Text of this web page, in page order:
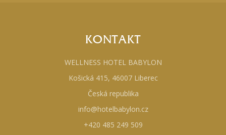
KONTAKT
WELLNESS HOTEL BABYLON
Košická 415, 46007 Liberec
Česká republika
info@hotelbabylon.cz
+420 485 249 509